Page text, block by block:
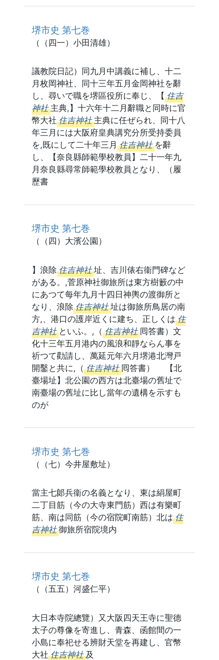
堺市史 第七巻
（（四一）小田清雄）
議教院日記）同九月中講義に補し、十二
月枚岡神社、同十三年五月金岡神社を辭
し、尋いで職を堺區役所に奉じ、【 住吉
神社 主典,】十六年十二月辭職と同時に官
幣大社 住吉神社 主典に任ぜられ、同十八
年三月には大阪府皇典講究分所受持委員
を,既にして二十年三月 住吉神社 を辭
し、【奈良縣師範學校教員】二十一年九
月奈良縣尋常師範學校教員となり、（履
歷書
堺市史 第七巻
（（四）大濱公園）
】浪除 住吉神社 址、吉川俵右衞門碑など
がある。,菅原神社御旅所は東方樹籔の中
にあつて每年九月十四日神輿の渡御所と
なり、浪除 住吉神社 址は御旅所鳥居の南
方,、港口の護岸近くに建ち、正しくは 住
吉神社 といふ。,（ 住吉神社 囘答書）文
化十三年五月港内の風浪和靜ならん事を
祈つて勸請し、萬延元年六月堺港北灣戸
開鑿と共に,（ 住吉神社 囘答書） 【北
臺場址】北公園の西方は北臺場の舊址で
南臺場の舊址に比し當年の遺構を示すも
のが
堺市史 第七巻
（（七）今井屋敷址）
當主七郞兵衞の名義となり、東は絹屋町
二丁目筋（今の大寺東門筋）西は有樂町
筋、南は同筋（今の宿院町南筋）北は 住
吉神社 御旅所宿院境内
堺市史 第七巻
（（五五）河盛仁平）
大日本寺院總覽）又大阪四天王寺に聖德
太子の尊像を寄進し、青森、函館間の一
小島に奉祀せる辨財天堂を再建し、官幣
大社 住吉神社 及